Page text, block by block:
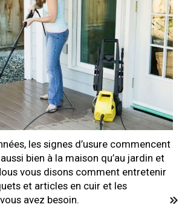
les signes d’usure commencent
bien à la maison qu’au jardin et
vous disons comment entretenir
et articles en cuir et les
avez besoin.